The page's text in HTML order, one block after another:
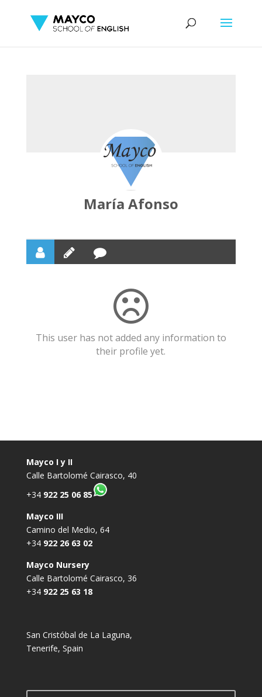
María Afonso
This user has not added any information to
their profile yet.
Mayco I y II
Calle Bartolomé Cairasco, 40
+34922 25 06 85
Mayco III
Camino del Medio, 64
+34922 26 63 02
Mayco Nursery
Calle Bartolomé Cairasco, 36
+34922 25 63 18
San Cristóbal de La Laguna,
Tenerife, Spain